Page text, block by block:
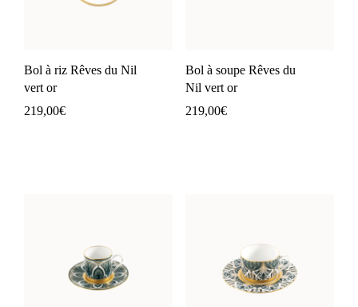
Bol à riz Rêves du Nil
vert or
219,00€
Bol à soupe Rêves du
Nil vert or
219,00€